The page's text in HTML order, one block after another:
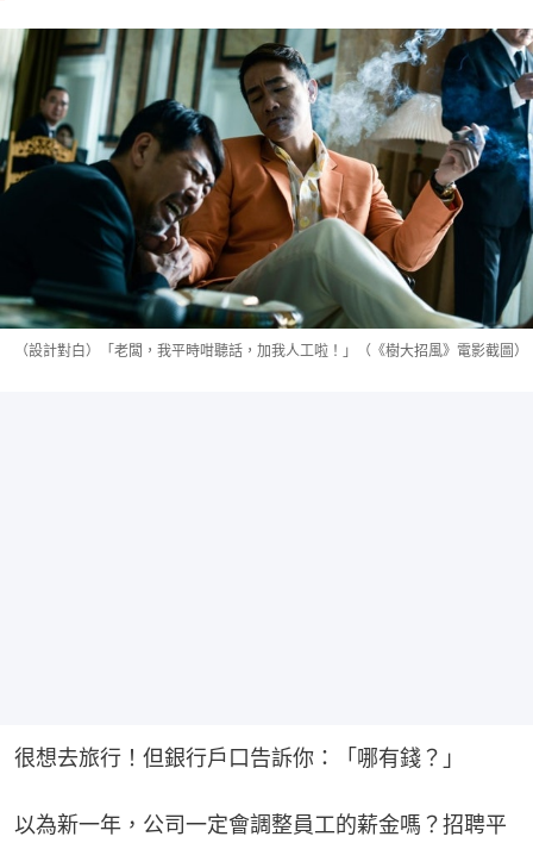
（設計對白）「老闆，我平時咁聽話，加我人工啦！」（《樹大招風》電影截圖）
很想去旅行！但銀行戶口告訴你：「哪有錢？」
以為新一年，公司一定會調整員工的薪金嗎？招聘平